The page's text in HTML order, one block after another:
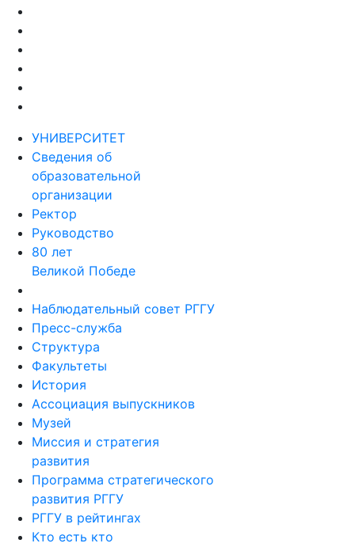
УНИВЕРСИТЕТ
Сведения об
образовательной
организации
Ректор
Руководство
80 лет
Великой Победе
Наблюдательный совет РГГУ
Пресс-служба
Структура
Факультеты
История
Ассоциация выпускников
Музей
Миссия и стратегия
развития
Программа стратегического
развития РГГУ
РГГУ в рейтингах
Кто есть кто